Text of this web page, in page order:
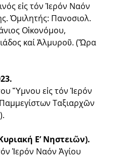
εἰς τόν Ἱερόν Ναόν
Ὁμιλητής: Πανοσιολ.
Οἰ­κονόμου,
καί Ἁλμυροῦ. (Ὥρα
Ὕμνου εἰς τόν Ἱερόν
Ταξιαρχῶν
Ε’ Νηστειῶν).
Ἱερόν Ναόν Ἁγίου